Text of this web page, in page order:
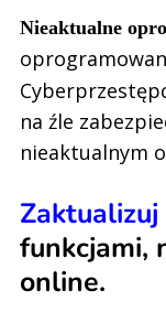
Nieaktualne
na źle
nieaktualnym
funkcjami,
online.